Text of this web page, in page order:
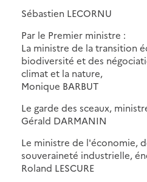
Sébastien LECORNU
Par le Premier ministre :
La ministre de la transition
biodiversité et des
climat et la nature,
Monique BARBUT
Le garde des sceaux,
Gérald DARMANIN
Le ministre de l'économie,
souveraineté industrielle,
Roland LESCURE